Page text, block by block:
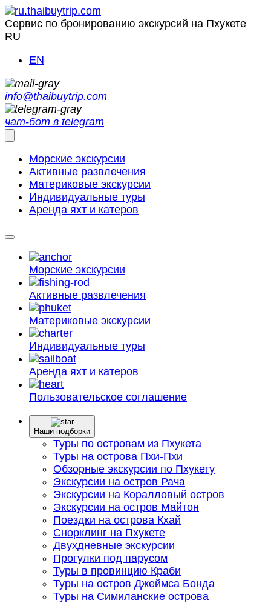
Сервис по бронированию экскурсий на Пхукете
RU
EN
info@thaibuytrip.com
чат-бот в telegram
Морские экскурсии
Активные развлечения
Материковые экскурсии
Индивидуальные туры
Аренда яхт и катеров
Морские экскурсии
Активные развлечения
Материковые экскурсии
Индивидуальные туры
Аренда яхт и катеров
Пользовательское соглашение
Наши подборки
Туры по островам из Пхукета
Туры на острова Пхи-Пхи
Обзорные экскурсии по Пхукету
Экскурсии на остров Рача
Экскурсии на Коралловый остров
Экскурсии на остров Майтон
Поездки на острова Кхай
Снорклинг на Пхукете
Двухдневные экскурсии
Прогулки под парусом
Туры в провинцию Краби
Туры на остров Джеймса Бонда
Туры на Симиланские острова